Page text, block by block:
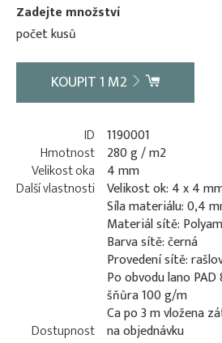
Zadejte množství
počet kusů
KOUPIT1 M2
ID 1190001
Hmotnost 280 g / m2
Velikost oka
4 mm
Další vlastnosti Velikost ok: 4 x 4
Síla materiálu: 0,4
Materiál sítě:
Barva sítě: černá
Provedení sítě:
Po obvodu lano
šňůra 100 g/m
Ca po 3 m vložena
Dostupnost na objednávku